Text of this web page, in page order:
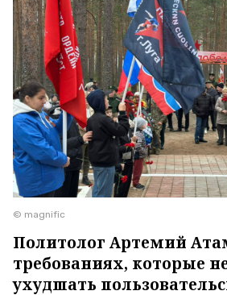
© magnific
Политолог Артемий
требованиях, которые
ухудшать